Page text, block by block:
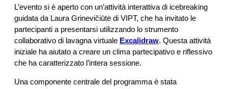
L’evento si è aperto con un’attività interattiva di icebreaking
guidata da Laura Grinevičiūtė di VIPT, che ha invitato le
partecipanti a presentarsi utilizzando lo strumento
collaborativo di lavagna virtuale Excalidraw. Questa attività
iniziale ha aiutato a creare un clima partecipativo e riflessivo
che ha caratterizzato l’intera sessione.
Una componente centrale del programma è stata